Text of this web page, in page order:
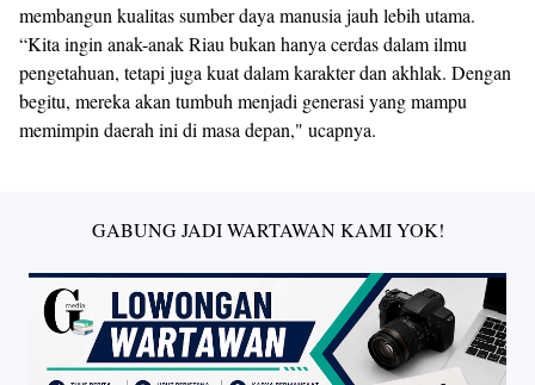
membangun kualitas sumber daya manusia jauh lebih utama.
“Kita ingin anak-anak Riau bukan hanya cerdas dalam ilmu
pengetahuan, tetapi juga kuat dalam karakter dan akhlak. Dengan
begitu, mereka akan tumbuh menjadi generasi yang mampu
memimpin daerah ini di masa depan," ucapnya.
GABUNG JADI WARTAWAN KAMI YOK!